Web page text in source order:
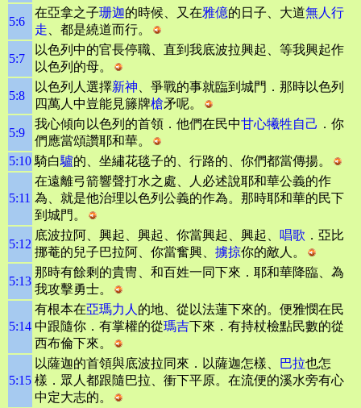
5:6
在亞拿之子珊迦的時候、又在雅億的日子、大道無人行
走 、都是繞道而行。
5:7
以色列中的官長停職、直到我底波拉興起、等我興起作
以色列的母。
5:8
以色列人選擇新神 、爭戰的事就臨到城門．那時以色列
四萬人中豈能見籐牌槍矛呢。
5:9
我心傾向以色列的首領．他們在民中甘心犧牲自己 ．你
們應當頌讚耶和華。
5:10 騎白驢的、坐繡花毯子的、行路的、你們都當傳揚。
5:11
在遠離弓箭響聲打水之處、人必述說耶和華公義的作
為、就是他治理以色列公義的作為。那時耶和華的民下
到城門。
5:12
底波拉阿、興起、興起、你當興起、興起、 唱歌 ．亞比
挪菴的兒子巴拉阿、你當奮興、 擄掠你的敵人。
5:13
那時有餘剩的貴冑、和百姓一同下來．耶和華降臨、為
我攻擊勇士。
5:14
有根本在亞瑪力人 的地、從以法蓮下來的。便雅憫在民
中跟隨你．有掌權的從瑪吉下來．有持杖檢點民數的從
西布倫下來。
5:15
以薩迦的首領與底波拉同來．以薩迦怎樣、 巴拉也怎
樣．眾人都跟隨巴拉、衝下平原。在流便的溪水旁有心
中定大志的。